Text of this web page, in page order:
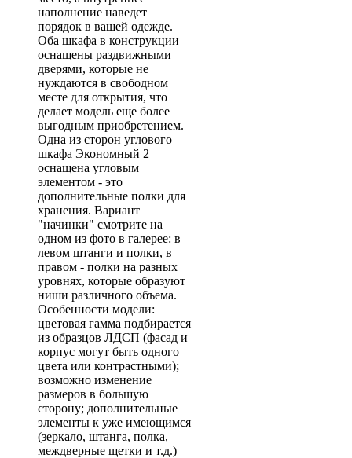
наполнение наведет
порядок в вашей одежде.
Оба шкафа в конструкции
оснащены раздвижными
дверями, которые не
нуждаются в свободном
месте для открытия, что
делает модель еще более
выгодным приобретением.
Одна из сторон углового
шкафа Экономный 2
оснащена угловым
элементом - это
дополнительные полки для
хранения. Вариант
"начинки" смотрите на
одном из фото в галерее: в
левом штанги и полки, в
правом - полки на разных
уровнях, которые образуют
ниши различного объема.
Особенности модели:
цветовая гамма подбирается
из образцов ЛДСП (фасад и
корпус могут быть одного
цвета или контрастными);
возможно изменение
размеров в большую
сторону; дополнительные
элементы к уже имеющимся
(зеркало, штанга, полка,
междверные щетки и т.д.)